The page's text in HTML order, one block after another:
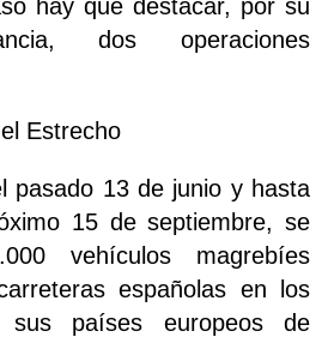
hay que destacar, por su
dos operaciones
Estrecho
pasado 13 de junio y hasta
15 de septiembre, se
vehículos magrebíes
españolas en los
sus países europeos de